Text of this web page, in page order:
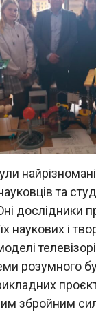
та
дослідники
наукових і
розумного
збройним